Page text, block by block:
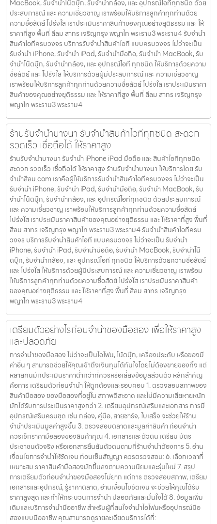
MacBook, รับจำนำโน๊ตบุ๊ก, รับจำนำกล้อง, และ อุปกรณ์ไอทีทุกชนิด ด้วย
ประสบการณ์ และ ความเชี่ยวชาญ เราพร้อมให้บริการลูกค้าทุกท่านด้วย
ความซื่อสัตย์ โปร่งใส เราประเมินราคาสินค้าของคุณอย่างยุติธรรม และ ให้
ราคาที่สูง พื้นที่ สีลม สาทร เจริญกรุง พญาไท พระราม3 พระราม4 รับจำนำ
สินค้าไอทีครบวงจร บริการรับจำนำสินค้าไอที แบบครบวงจร ไม่ว่าจะเป็น
รับจำนำ iPhone, รับจำนำ iPad, รับจำนำมือถือ, รับจำนำ MacBook, รับ
จำนำโน๊ตบุ๊ก, รับจำนำกล้อง, และ อุปกรณ์ไอที ทุกชนิด ให้บริการด้วยความ
ซื่อสัตย์ และ โปร่งใส ให้บริการด้วยผู้มีประสบการณ์ และ ความเชี่ยวชาญ
เราพร้อมให้บริการลูกค้าทุกท่านด้วยความซื่อสัตย์ โปร่งใส เราประเมินราคา
สินค้าของคุณอย่างยุติธรรม และ ให้ราคาที่สูง พื้นที่ สีลม สาทร เจริญกรุง
พญาไท พระราม3 พระราม4
ร้านรับจำนำบางนา รับจำนำสินค้าไอทีทุกชนิด สะดวก
รวดเร็ว เชื่อถือได้ ให้ราคาสูง
ร้านรับจำนำบางนา รับจำนำ iPhone iPad มือถือ และ สินค้าไอทีทุกชนิด
สะดวก รวดเร็ว เชื่อถือได้ ให้ราคาสูง ร้านรับจำนำบางนา ให้บริการโดย รับ
จํานําสีลม.com เราคือผู้ให้บริการรับจำนำสินค้าไอทีครบวงจร ไม่ว่าจะเป็น
รับจำนำ iPhone, รับจำนำ iPad, รับจำนำมือถือ, รับจำนำ MacBook, รับ
จำนำโน๊ตบุ๊ก, รับจำนำกล้อง, และ อุปกรณ์ไอทีทุกชนิด ด้วยประสบการณ์
และ ความเชี่ยวชาญ เราพร้อมให้บริการลูกค้าทุกท่านด้วยความซื่อสัตย์
โปร่งใส เราประเมินราคาสินค้าของคุณอย่างยุติธรรม และ ให้ราคาที่สูง พื้นที่
สีลม สาทร เจริญกรุง พญาไท พระราม3 พระราม4 รับจำนำสินค้าไอทีครบ
วงจร บริการรับจำนำสินค้าไอที แบบครบวงจร ไม่ว่าจะเป็น รับจำนำ
iPhone, รับจำนำ iPad, รับจำนำมือถือ, รับจำนำ MacBook, รับจำนำโน๊
ตบุ๊ก, รับจำนำกล้อง, และ อุปกรณ์ไอที ทุกชนิด ให้บริการด้วยความซื่อสัตย์
และ โปร่งใส ให้บริการด้วยผู้มีประสบการณ์ และ ความเชี่ยวชาญ เราพร้อม
ให้บริการลูกค้าทุกท่านด้วยความซื่อสัตย์ โปร่งใส เราประเมินราคาสินค้า
ของคุณอย่างยุติธรรม และ ให้ราคาที่สูง พื้นที่ สีลม สาทร เจริญกรุง
พญาไท พระราม3 พระราม4
เตรียมตัวอย่างไรก่อนจำนำของมือสอง เพื่อให้ราคาสูง
และปลอดภัย
การจำนำของมือสอง ไม่ว่าจะเป็นไอโฟน, โน้ตบุ๊ก, เครื่องประดับ หรือของมี
ค่าอื่น ๆ สามารถช่วยให้คุณเข้าถึงเงินทุนได้ทันใจโดยไม่ต้องขายของทิ้ง แต่
หลายคนมักประเมินราคาต่ำกว่าที่ควรหรือเสี่ยงข้อมูลส่วนตัว หลักสำคัญ
คือการ เตรียมตัวก่อนจำนำ ให้ถูกต้องและรอบคอบ 1. ตรวจสอบสภาพของ
สินค้ามือสอง ของมือสองที่อยู่ใน สภาพดีสะอาด และไม่มีความเสียหายหนัก
มักได้รับการประเมินราคาสูงกว่า 2. เตรียมอุปกรณ์เสริมและเอกสาร การมี
อุปกรณ์เสริมครบชุด เช่น กล่อง, คู่มือ, สายชาร์จ, ใบเสร็จ จะช่วยให้ร้าน
จำนำประเมินมูลค่าสูงขึ้น 3. ตรวจสอบตลาดและมูลค่าสินค้า ก่อนจำนำ
ควรเช็กราคามือสองของสินค้าคุณ 4. เอกสารและตัวตน เตรียม บัตร
ประชาชนตัวจริง หรือเอกสารยืนยันตัวตนตามที่ร้านจำนำต้องการ 5. อ่าน
เงื่อนไขการจำนำให้ชัดเจน ก่อนเซ็นสัญญา ควรตรวจสอบ: 6. เลือกเวลาที่
เหมาะสม ราคาสินค้ามือสองมักขึ้นลงตามความนิยมและรุ่นใหม่ 7. สรุป
การเตรียมตัวก่อนจำนำของมือสองไม่ยาก แต่การ ตรวจสอบสภาพ, เตรียม
เอกสารและอุปกรณ์, รู้ราคาตลาด, อ่านเงื่อนไขชัดเจน จะช่วยให้คุณได้รับ
ราคาสูงสุด และทำให้กระบวนการจำนำ ปลอดภัยและมั่นใจได้ 8. ข้อมูลเพิ่ม
เติมและบริการจำนำมืออาชีพ สำหรับผู้ที่สนใจจำนำไอโฟนหรืออุปกรณ์มือ
สองแบบมืออาชีพ คุณสามารถดูรายละเอียดบริการได้ที่: